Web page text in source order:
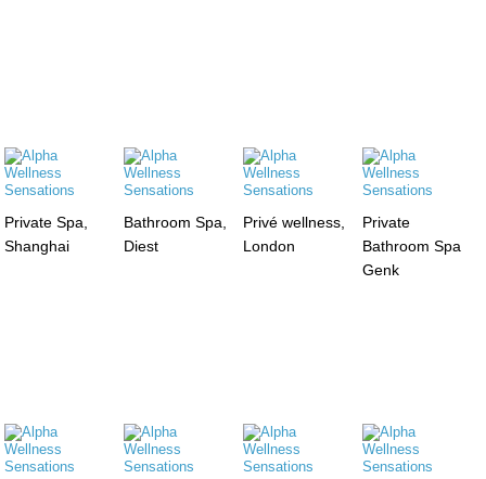
Private Spa,
Shanghai
Bathroom Spa,
Diest
Privé wellness,
London
Private
Bathroom Spa
Genk